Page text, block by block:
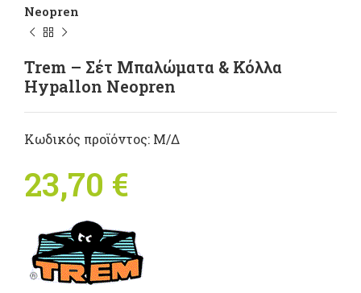
Neopren
Trem – Σέτ Μπαλώματα & Κόλλα
Hypallon Neopren
Κωδικός προϊόντος: Μ/Δ
23,70 €